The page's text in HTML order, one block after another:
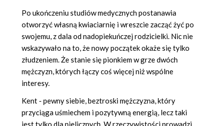
Po ukończeniu studiów medycznych postanawia
otworzyć własną kwiaciarnię i wreszcie zacząć żyć po
swojemu, z dala od nadopiekuńczej rodzicielki. Nic nie
wskazywało na to, że nowy początek okaże się tylko
złudzeniem. Że stanie się pionkiem w grze dwóch
mężczyzn, których łączy coś więcej niż wspólne
interesy.
Kent - pewny siebie, beztroski mężczyzna, który
przyciąga uśmiechem i pozytywną energią, lecz taki
jest tylko dla nielicznych. W rzeczywistości prowadzi